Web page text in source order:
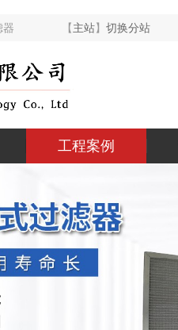
气过滤器 【主站】 切换分站
工程案例